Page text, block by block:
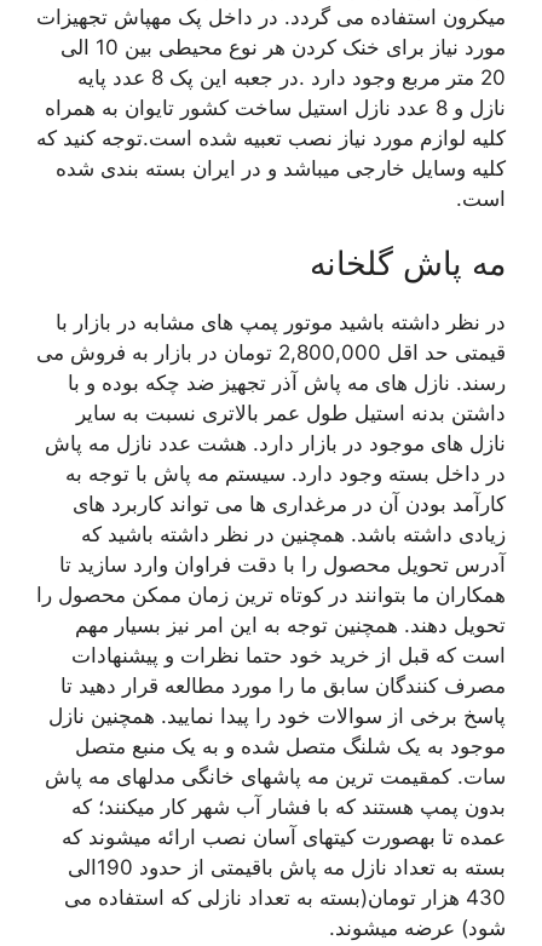
میکرون استفاده می گردد. در داخل پک مهپاش تجهیزات
مورد نیاز برای خنک کردن هر نوع محیطی بین 10 الی
20 متر مربع وجود دارد .در جعبه این پک 8 عدد پایه
نازل و 8 عدد نازل استیل ساخت کشور تایوان به همراه
کلیه لوازم مورد نیاز نصب تعبیه شده است.توجه کنید که
کلیه وسایل خارجی میباشد و در ایران بسته بندی شده
است.
مه پاش گلخانه
در نظر داشته باشید موتور پمپ های مشابه در بازار با
قیمتی حد اقل 2,800,000 تومان در بازار به فروش می
رسند. نازل های مه پاش آذر تجهیز ضد چکه بوده و با
داشتن بدنه استیل طول عمر بالاتری نسبت به سایر
نازل های موجود در بازار دارد. هشت عدد نازل مه پاش
در داخل بسته وجود دارد. سیستم مه پاش با توجه به
کارآمد بودن آن در مرغداری ها می تواند کاربرد های
زیادی داشته باشد. همچنین در نظر داشته باشید که
آدرس تحویل محصول را با دقت فراوان وارد سازید تا
همکاران ما بتوانند در کوتاه ترین زمان ممکن محصول را
تحویل دهند. همچنین توجه به این امر نیز بسیار مهم
است که قبل از خرید خود حتما نظرات و پیشنهادات
مصرف کنندگان سابق ما را مورد مطالعه قرار دهید تا
پاسخ برخی از سوالات خود را پیدا نمایید. همچنین نازل
موجود به یک شلنگ متصل شده و به یک منبع متصل
سات. کمقیمت ترین مه پاشهای خانگی مدلهای مه پاش
بدون پمپ هستند که با فشار آب شهر کار میکنند؛ که
عمده تا بهصورت کیتهای آسان نصب ارائه میشوند که
بسته به تعداد نازل مه پاش باقیمتی از حدود 190الی
430 هزار تومان(بسته به تعداد نازلی که استفاده می
شود) عرضه میشوند.